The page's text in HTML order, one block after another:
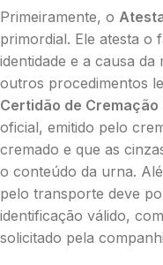
Primeiramente, o
primordial. Ele atesta o
identidade e a causa
outros procedimentos
Certidão de Cremação
oficial, emitido pelo
cremado e que as
o conteúdo da urna.
pelo transporte deve
identificação válido,
solicitado pela